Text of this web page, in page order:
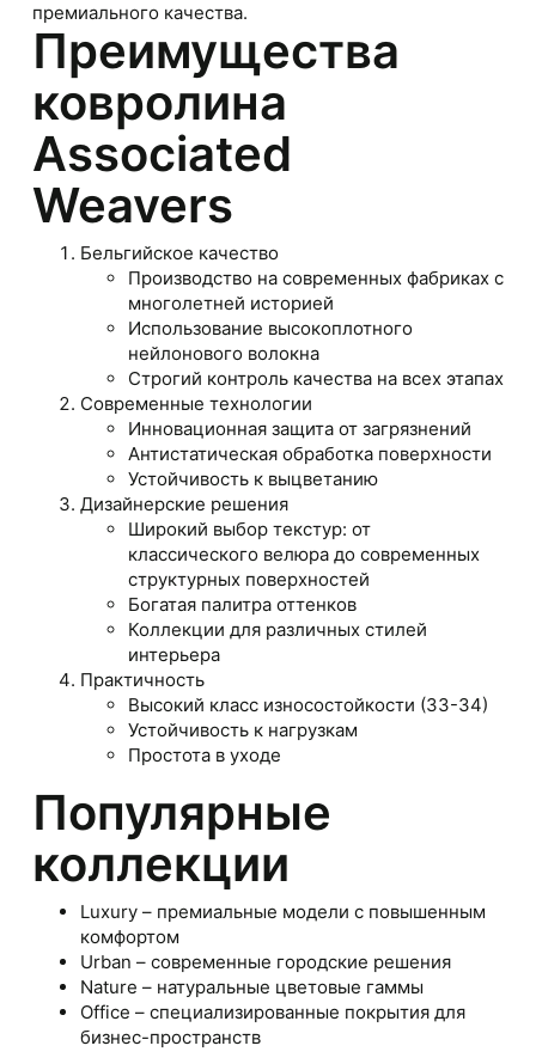
премиального качества.
Преимущества
ковролина
Associated
Weavers
Бельгийское качество
Производство на современных фабриках с
многолетней историей
Использование высокоплотного
нейлонового волокна
Строгий контроль качества на всех этапах
Современные технологии
Инновационная защита от загрязнений
Антистатическая обработка поверхности
Устойчивость к выцветанию
Дизайнерские решения
Широкий выбор текстур: от
классического велюра до современных
структурных поверхностей
Богатая палитра оттенков
Коллекции для различных стилей
интерьера
Практичность
Высокий класс износостойкости (33-34)
Устойчивость к нагрузкам
Простота в уходе
Популярные
коллекции
Luxury – премиальные модели с повышенным
комфортом
Urban – современные городские решения
Nature – натуральные цветовые гаммы
Office – специализированные покрытия для
бизнес-пространств